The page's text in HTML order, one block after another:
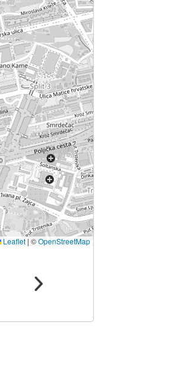
Leaflet | ©OpenStreetMap